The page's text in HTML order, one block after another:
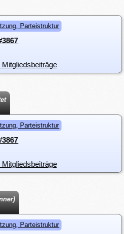
Parteistruktur
Parteistruktur
Parteistruktur